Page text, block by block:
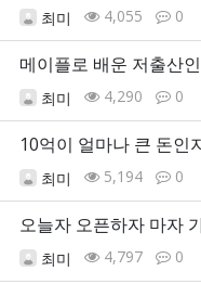
최미 4,055 0
메이플로 배운 저출산
최미 4,290 0
10억이 얼마나 큰 돈인
최미 5,194 0
오늘자 오픈하자 마자
최미 4,797 0